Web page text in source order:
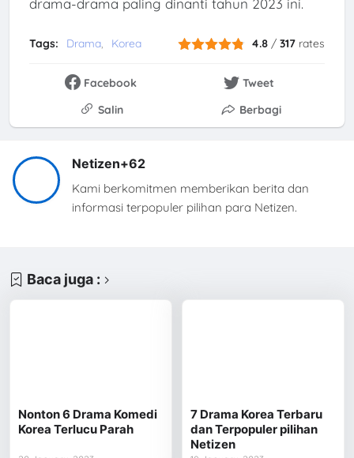
drama-drama paling dinanti tahun 2023 ini.
Tags: Drama Korea 4.8 /317 rates
Facebook
Tweet
Salin
Berbagi
Netizen+62
Kami berkomitmen memberikan berita dan
informasi terpopuler pilihan para Netizen.
Baca juga :
Nonton 6 Drama Komedi
Korea Terlucu Parah
7 Drama Korea Terbaru
dan Terpopuler pilihan
Netizen